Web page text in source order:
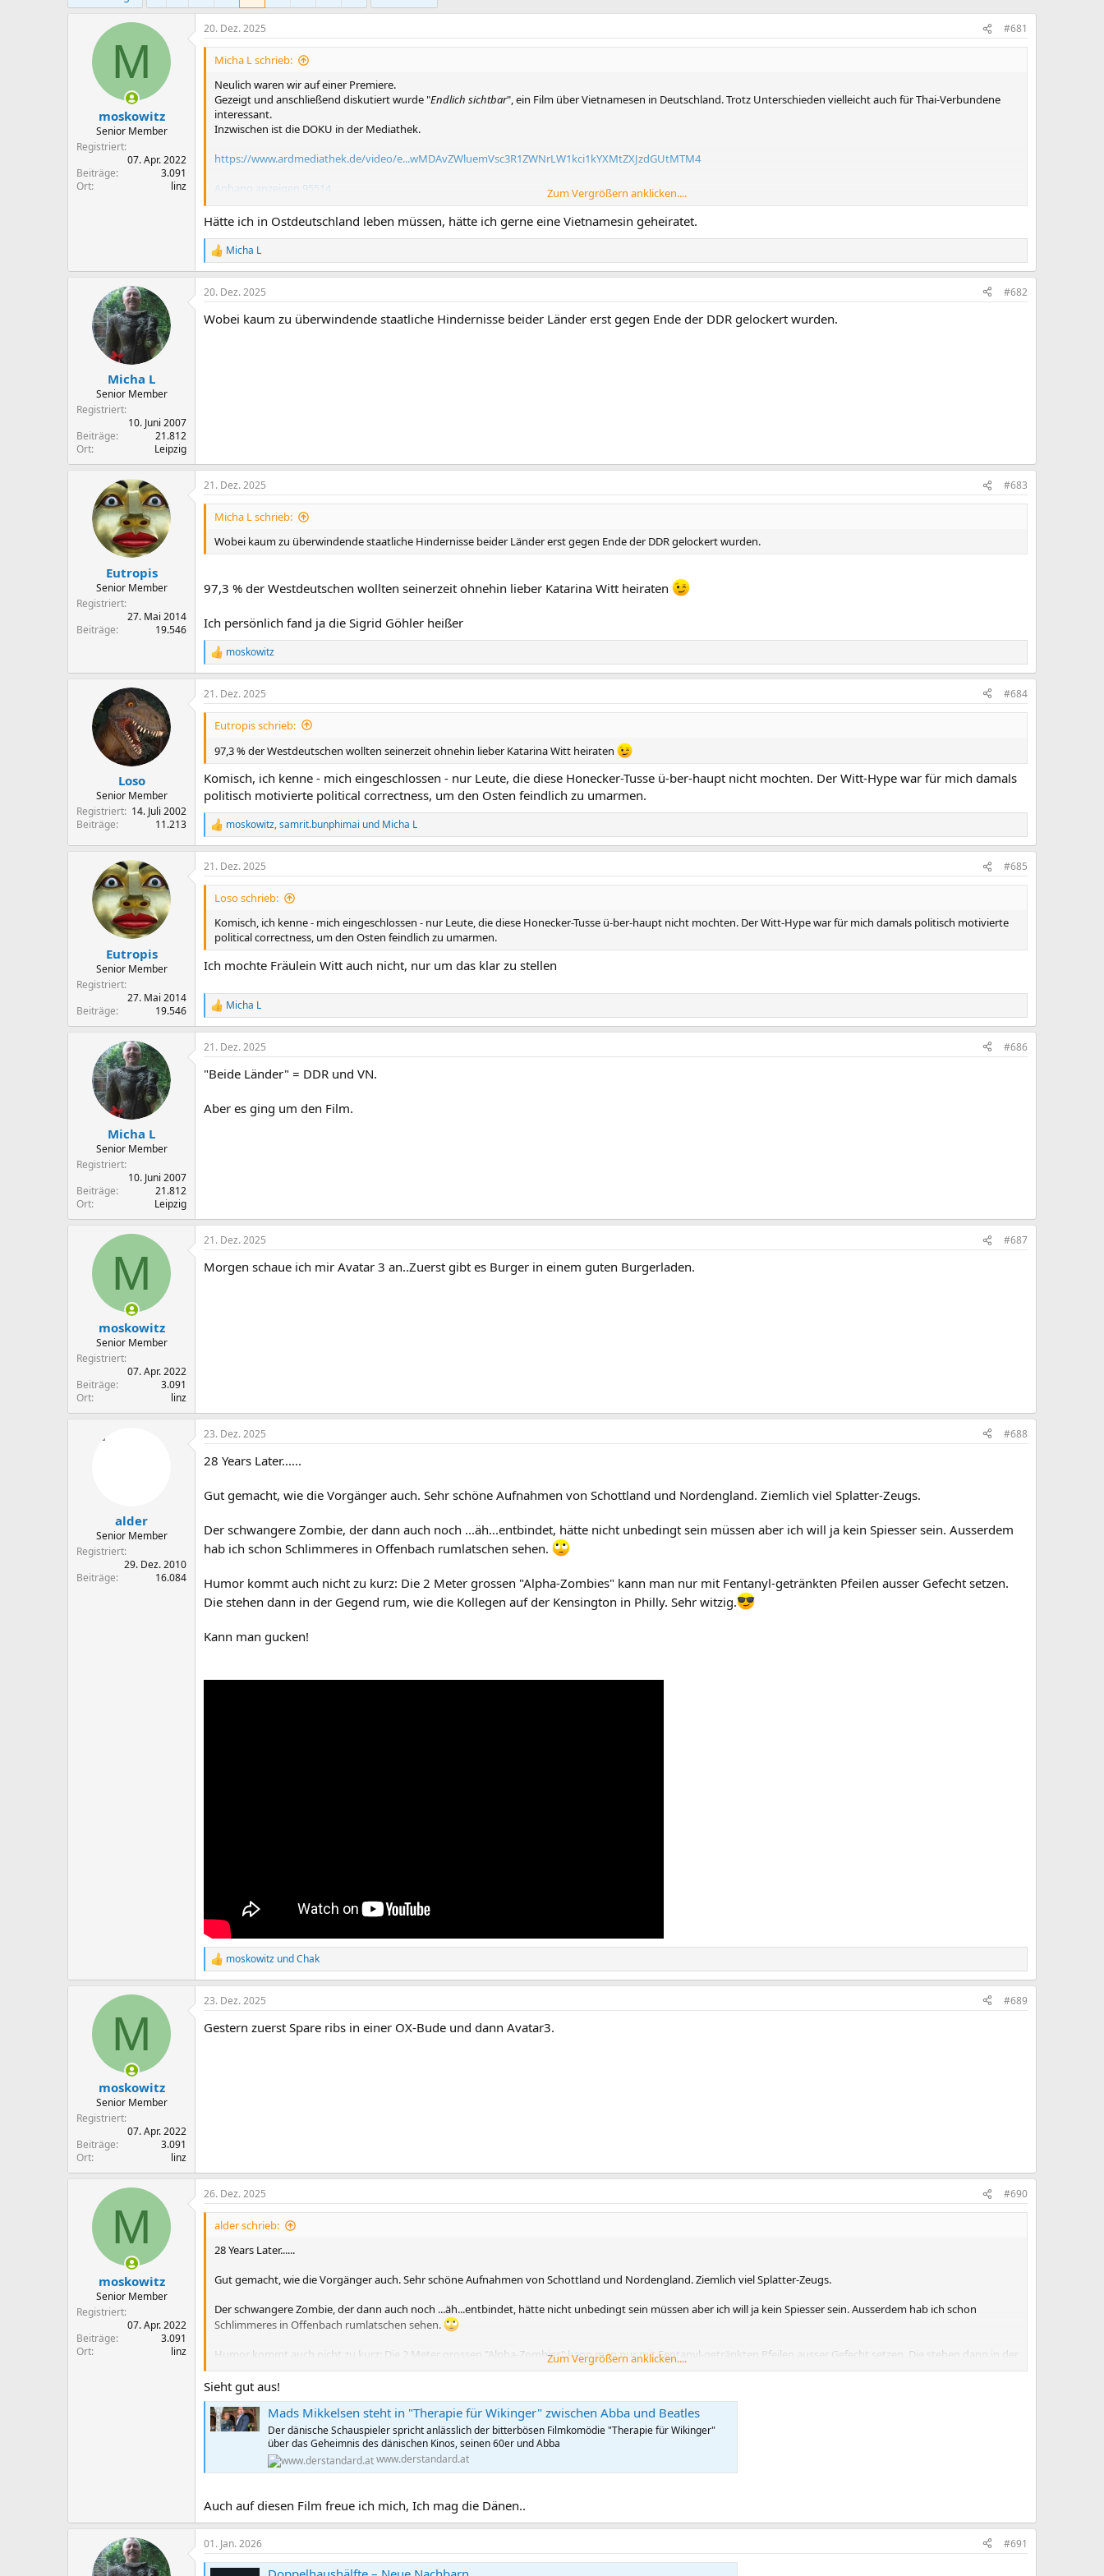
m
M
moskowitz
Senior Member
Registriert
07. Apr. 2022
Beiträge
3.091
Ort
linz
20. Dez. 2025 #681
Micha L schrieb:
Neulich waren wir auf einer Premiere.
Gezeigt und anschließend diskutiert wurde "Endlich sichtbar", ein Film über Vietnamesen in Deutschland. Trotz Unterschieden vielleicht auch für Thai-Verbundene
interessant.
Inzwischen ist die DOKU in der Mediathek.
https://www.ardmediathek.de/video/e...wMDAvZWluemVsc3R1ZWNrLW1kci1kYXMtZXJzdGUtMTM4
Anhang anzeigen 95514
Anhang anzeigen 95515
Zum Vergrößern anklicken....
Hätte ich in Ostdeutschland leben müssen, hätte ich gerne eine Vietnamesin geheiratet.
R
e
a
k
i
Micha L
Micha L
Senior Member
Registriert
10. Juni 2007
Beiträge
21.812
Ort
Leipzig
20. Dez. 2025 #682
Wobei kaum zu überwindende staatliche Hindernisse beider Länder erst gegen Ende der DDR gelockert wurden.
Eutropis
Senior Member
Registriert
27. Mai 2014
Beiträge
19.546
21. Dez. 2025 #683
Micha L schrieb:
Wobei kaum zu überwindende staatliche Hindernisse beider Länder erst gegen Ende der DDR gelockert wurden.
97,3 % der Westdeutschen wollten seinerzeit ohnehin lieber Katarina Witt heiraten
Ich persönlich fand ja die Sigrid Göhler heißer
R
e
a
k
t
n
e
n
moskowitz
Loso
Senior Member
Registriert 14. Juli 2002
Beiträge
11.213
21. Dez. 2025 #684
Eutropis schrieb:
97,3 % der Westdeutschen wollten seinerzeit ohnehin lieber Katarina Witt heiraten
Komisch, ich kenne - mich eingeschlossen - nur Leute, die diese Honecker-Tusse ü-ber-haupt nicht mochten. Der Witt-Hype war für mich damals
politisch motivierte political correctness, um den Osten feindlich zu umarmen.
R
e
a
k
t
n
:
moskowitz,samrit.bunphimai und Micha L
Eutropis
Senior Member
Registriert
27. Mai 2014
Beiträge
19.546
21. Dez. 2025 #685
Loso schrieb:
Komisch, ich kenne - mich eingeschlossen - nur Leute, die diese Honecker-Tusse ü-ber-haupt nicht mochten. Der Witt-Hype war für mich damals politisch motivierte
political correctness, um den Osten feindlich zu umarmen.
Ich mochte Fräulein Witt auch nicht, nur um das klar zu stellen
R
e
a
k
i
n
e
Micha L
Micha L
Senior Member
Registriert
10. Juni 2007
Beiträge
21.812
Ort
Leipzig
21. Dez. 2025 #686
"Beide Länder" = DDR und VN.
Aber es ging um den Film.
M
moskowitz
Senior Member
Registriert
07. Apr. 2022
Beiträge
3.091
Ort
linz
21. Dez. 2025 #687
Morgen schaue ich mir Avatar 3 an..Zuerst gibt es Burger in einem guten Burgerladen.
alder
Senior Member
Registriert
29. Dez. 2010
Beiträge
16.084
23. Dez. 2025 #688
28 Years Later......
Gut gemacht, wie die Vorgänger auch. Sehr schöne Aufnahmen von Schottland und Nordengland. Ziemlich viel Splatter-Zeugs.
Der schwangere Zombie, der dann auch noch ...äh...entbindet, hätte nicht unbedingt sein müssen aber ich will ja kein Spiesser sein. Ausserdem
hab ich schon Schlimmeres in Offenbach rumlatschen sehen.
Humor kommt auch nicht zu kurz: Die 2 Meter grossen "Alpha-Zombies" kann man nur mit Fentanyl-getränkten Pfeilen ausser Gefecht setzen.
Die stehen dann in der Gegend rum, wie die Kollegen auf der Kensington in Philly. Sehr witzig.
Kann man gucken!
R
e
a
k
i
moskowitz undChak
M
moskowitz
Senior Member
Registriert
07. Apr. 2022
Beiträge
3.091
Ort
linz
23. Dez. 2025 #689
Gestern zuerst Spare ribs in einer OX-Bude und dann Avatar3.
M
moskowitz
Senior Member
Registriert
07. Apr. 2022
Beiträge
3.091
Ort
linz
26. Dez. 2025 #690
alder schrieb:
28 Years Later......
Gut gemacht, wie die Vorgänger auch. Sehr schöne Aufnahmen von Schottland und Nordengland. Ziemlich viel Splatter-Zeugs.
Der schwangere Zombie, der dann auch noch ...äh...entbindet, hätte nicht unbedingt sein müssen aber ich will ja kein Spiesser sein. Ausserdem hab ich schon
Schlimmeres in Offenbach rumlatschen sehen.
Humor kommt auch nicht zu kurz: Die 2 Meter grossen "Alpha-Zombies" kann man nur mit Fentanyl-getränkten Pfeilen ausser Gefecht setzen. Die stehen dann in der
Gegend rum, wie die Kollegen auf der Kensington in Philly. Sehr witzig.
Kann man gucken!
Zum Vergrößern anklicken....
Sieht gut aus!
Mads Mikkelsen steht in "Therapie für Wikinger" zwischen Abba und Beatles
Der dänische Schauspieler spricht anlässlich der bitterbösen Filmkomödie "Therapie für Wikinger"
über das Geheimnis des dänischen Kinos, seinen 60er und Abba
www.derstandard.at
Auch auf diesen Film freue ich mich, Ich mag die Dänen..
01. Jan. 2026 #691